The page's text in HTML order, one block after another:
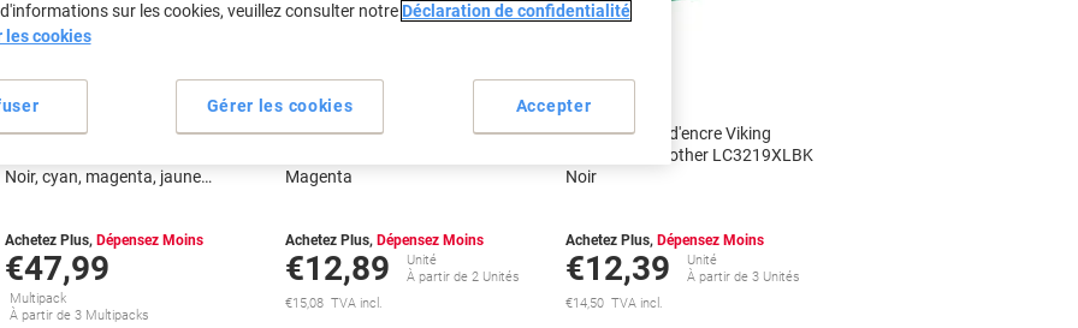
gratuit
Multipack
Cartouche jet d'encre Viking
Noir, cyan, magenta, jaune
Achetez Plus, Dépensez Moins
€47,99
Multipack
À partir de 3 Multipacks
Cadeau
Cartouche jet d'encre Viking
Magenta
Achetez Plus, Dépensez Moins
€12,89
Unité
À partir de 2 Unités
€15,08 TVA incl.
Cadeau
Cartouche jet d'encre Viking
compatible Brother LC3219XLBK
Noir
Achetez Plus, Dépensez Moins
€12,39
Unité
À partir de 3 Unités
€14,50 TVA incl.
sur les cookies, veuillez consulter notre Déclaration de confidentialité
les cookies
Gérer les cookies Accepter